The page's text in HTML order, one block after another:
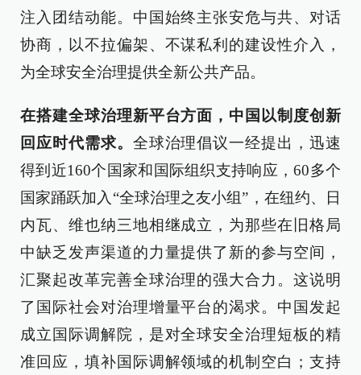
注入团结动能。中国始终主张安危与共、对话
协商，以不拉偏架、不谋私利的建设性介入，
为全球安全治理提供全新公共产品。
在搭建全球治理新平台方面，中国以制度创新
回应时代需求。 全球治理倡议一经提出，迅速
得到近160个国家和国际组织支持响应，60多个
国家踊跃加入“全球治理之友小组”，在纽约、日
内瓦、维也纳三地相继成立，为那些在旧格局
中缺乏发声渠道的力量提供了新的参与空间，
汇聚起改革完善全球治理的强大合力。这说明
了国际社会对治理增量平台的渴求。中国发起
成立国际调解院，是对全球安全治理短板的精
准回应，填补国际调解领域的机制空白；支持